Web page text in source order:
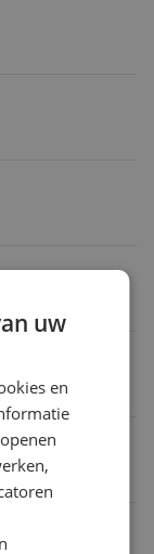
uw
en